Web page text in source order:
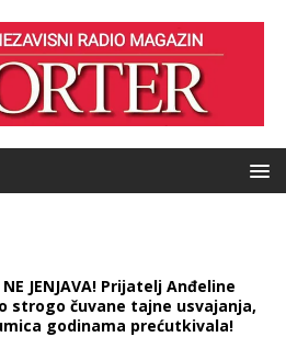
NE JENJAVA! Prijatelj Anđeline
strogo čuvane tajne usvajanja,
godinama prećutkivala!